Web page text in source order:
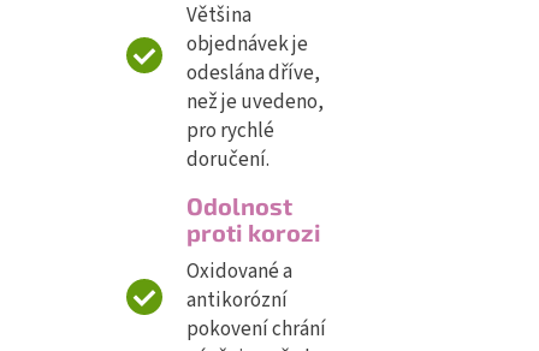
Většina
objednávek je
odeslána dříve,
než je uvedeno,
pro rychlé
doručení.
Odolnost
proti korozi
Oxidované a
antikorózní
pokovení chrání